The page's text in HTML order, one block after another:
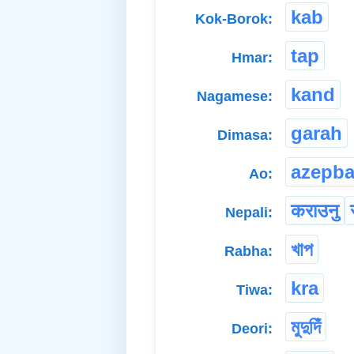
Kok-Borok: kab
Hmar: tap
Nagamese: kand
Dimasa: garah
Ao: azepba
Nepali: कराउनु
Rabha: খাপ
Tiwa: kra
Deori: মুদুদিঁ